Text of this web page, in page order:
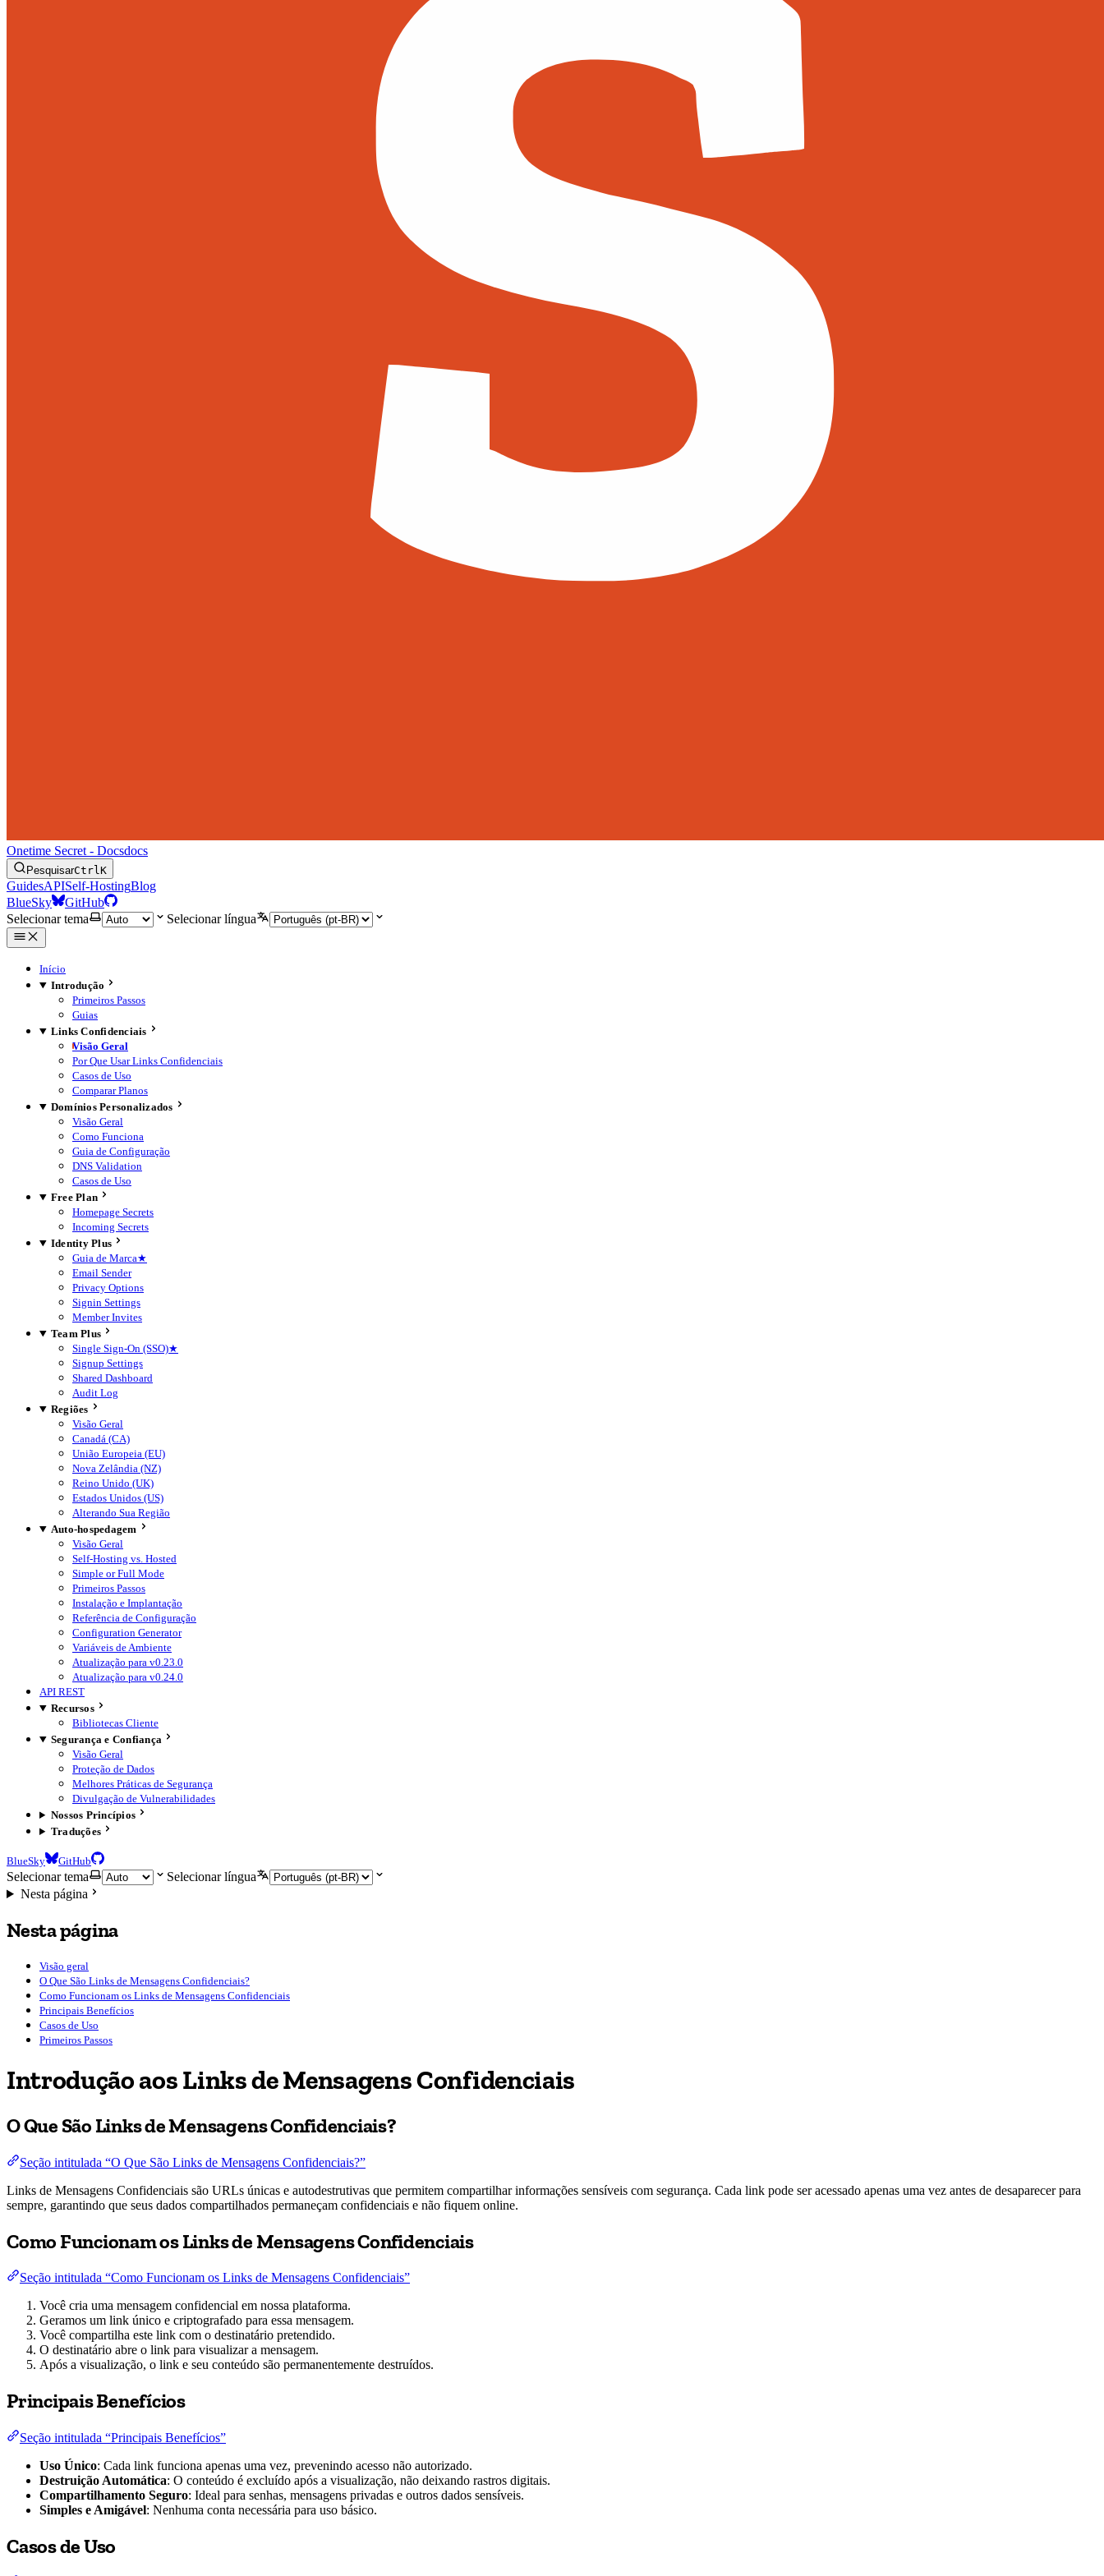
Onetime Secret - Docsdocs
PesquisarCtrlK
GuidesAPISelf-HostingBlog
BlueSky
GitHub
Selecionar tema
Selecionar língua
Início
Introdução
Primeiros Passos
Guias
Links Confidenciais
Visão Geral
Por Que Usar Links Confidenciais
Casos de Uso
Comparar Planos
Domínios Personalizados
Visão Geral
Como Funciona
Guia de Configuração
DNS Validation
Casos de Uso
Free Plan
Homepage Secrets
Incoming Secrets
Identity Plus
Guia de Marca★
Email Sender
Privacy Options
Signin Settings
Member Invites
Team Plus
Single Sign-On (SSO)★
Signup Settings
Shared Dashboard
Audit Log
Regiões
Visão Geral
Canadá (CA)
União Europeia (EU)
Nova Zelândia (NZ)
Reino Unido (UK)
Estados Unidos (US)
Alterando Sua Região
Auto-hospedagem
Visão Geral
Self-Hosting vs. Hosted
Simple or Full Mode
Primeiros Passos
Instalação e Implantação
Referência de Configuração
Configuration Generator
Variáveis de Ambiente
Atualização para v0.23.0
Atualização para v0.24.0
API REST
Recursos
Bibliotecas Cliente
Segurança e Confiança
Visão Geral
Proteção de Dados
Melhores Práticas de Segurança
Divulgação de Vulnerabilidades
Nossos Princípios
Traduções
BlueSky GitHub
Selecionar tema
Selecionar língua
Nesta página
Nesta página
Visão geral
O Que São Links de Mensagens Confidenciais?
Como Funcionam os Links de Mensagens Confidenciais
Principais Benefícios
Casos de Uso
Primeiros Passos
Introdução aos Links de Mensagens Confidenciais
O Que São Links de Mensagens Confidenciais?
Seção intitulada “O Que São Links de Mensagens Confidenciais?”
Links de Mensagens Confidenciais são URLs únicas e autodestrutivas que permitem compartilhar informações sensíveis com segurança. Cada link pode ser acessado apenas uma vez antes de desaparecer para
sempre, garantindo que seus dados compartilhados permaneçam confidenciais e não fiquem online.
Como Funcionam os Links de Mensagens Confidenciais
Seção intitulada “Como Funcionam os Links de Mensagens Confidenciais”
Você cria uma mensagem confidencial em nossa plataforma.
Geramos um link único e criptografado para essa mensagem.
Você compartilha este link com o destinatário pretendido.
O destinatário abre o link para visualizar a mensagem.
Após a visualização, o link e seu conteúdo são permanentemente destruídos.
Principais Benefícios
Seção intitulada “Principais Benefícios”
Uso Único: Cada link funciona apenas uma vez, prevenindo acesso não autorizado.
Destruição Automática: O conteúdo é excluído após a visualização, não deixando rastros digitais.
Compartilhamento Seguro: Ideal para senhas, mensagens privadas e outros dados sensíveis.
Simples e Amigável: Nenhuma conta necessária para uso básico.
Casos de Uso